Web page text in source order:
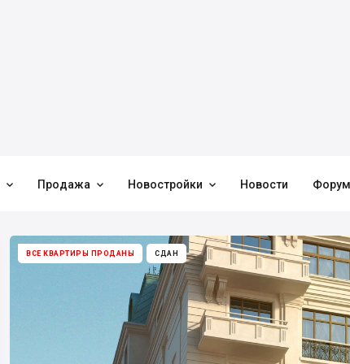
 Продажа  Новостройки  Новости Форум
ВСЕ КВАРТИРЫ ПРОДАНЫ СДАН